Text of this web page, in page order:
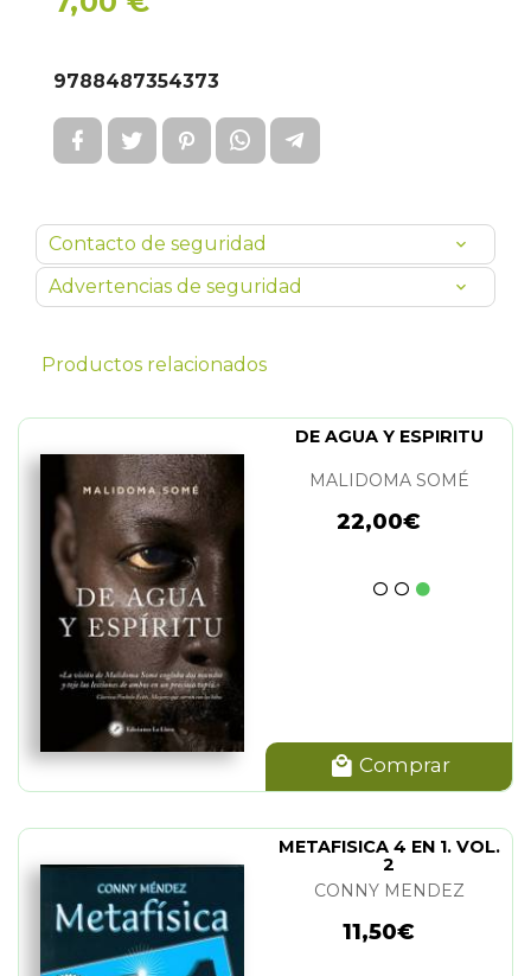
9788487354373
Contacto de seguridad
Advertencias de seguridad
Productos relacionados
DE AGUA Y ESPIRITU
MALIDOMA SOMÉ
22,00€
Comprar
METAFISICA 4 EN 1. VOL.
2
CONNY MENDEZ
11,50€